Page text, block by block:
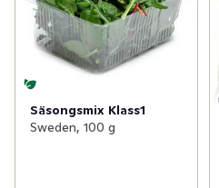
Säsongsmix Klass1
Sweden, 100 g